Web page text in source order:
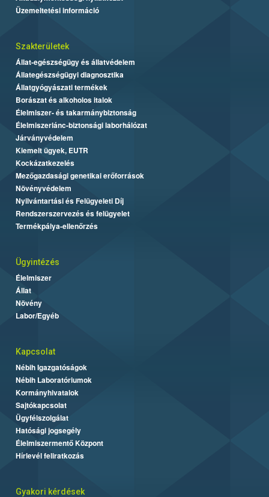
Üzemeltetési információ
Szakterületek
Állat-egészségügy és állatvédelem
Állategészségügyi diagnosztika
Állatgyógyászati termékek
Borászat és alkoholos italok
Élelmiszer- és takarmánybiztonság
Élelmiszerlánc-biztonsági laborhálózat
Járványvédelem
Kiemelt ügyek, EUTR
Kockázatkezelés
Mezőgazdasági genetikai erőforrások
Növényvédelem
Nyilvántartási és Felügyeleti Díj
Rendszerszervezés és felügyelet
Termékpálya-ellenőrzés
Ügyintézés
Élelmiszer
Állat
Növény
Labor/Egyéb
Kapcsolat
Nébih Igazgatóságok
Nébih Laboratóriumok
Kormányhivatalok
Sajtókapcsolat
Ügyfélszolgálat
Hatósági jogsegély
Élelmiszermentő Központ
Hírlevél feliratkozás
Gyakori kérdések